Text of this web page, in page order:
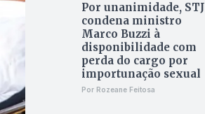
Por unanimidade, STJ
condena ministro
Marco Buzzi à
disponibilidade com
perda do cargo por
importunação sexual
Por Rozeane Feitosa